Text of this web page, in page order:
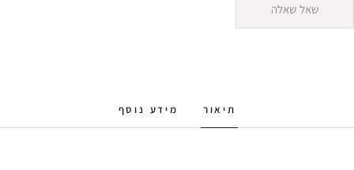
שאל שאלה
תיאור מידע נוסף